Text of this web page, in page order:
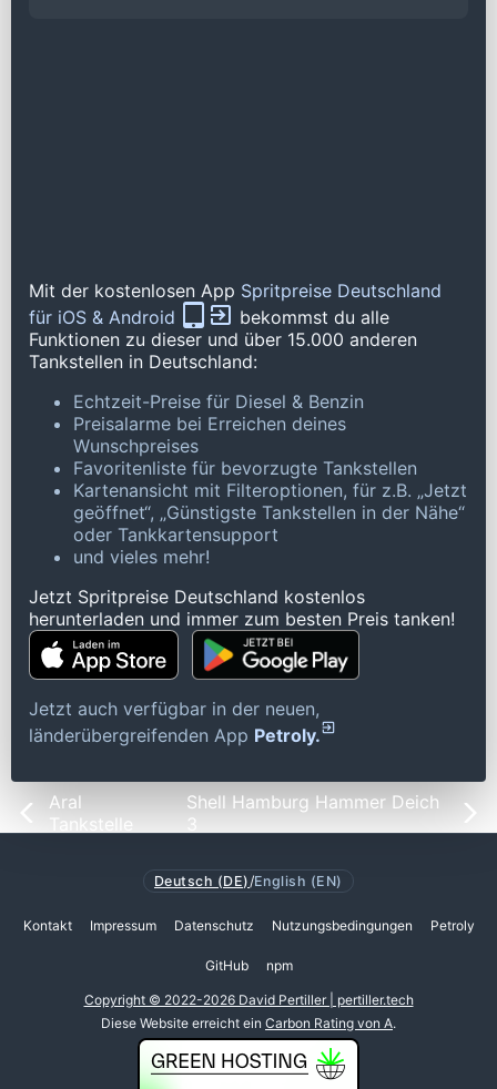
Mit der kostenlosen App Spritpreise Deutschland
für iOS & Android
bekommst du alle
Funktionen zu dieser und über 15.000 anderen
Tankstellen in Deutschland:
Echtzeit-Preise für Diesel & Benzin
Preisalarme bei Erreichen deines
Wunschpreises
Favoritenliste für bevorzugte Tankstellen
Kartenansicht mit Filteroptionen, für z.B. „Jetzt
geöffnet“, „Günstigste Tankstellen in der Nähe“
oder Tankkartensupport
und vieles mehr!
Jetzt Spritpreise Deutschland kostenlos
herunterladen und immer zum besten Preis tanken!
Jetzt auch verfügbar in der neuen,
länderübergreifenden App Petroly.
Aral
Tankstelle
Shell Hamburg Hammer Deich
3
Deutsch (DE) /English (EN)
Kontakt Impressum Datenschutz Nutzungsbedingungen Petroly
GitHub npm
Copyright © 2022-2026 David Pertiller | pertiller.tech
Diese Website erreicht ein Carbon Rating von A.